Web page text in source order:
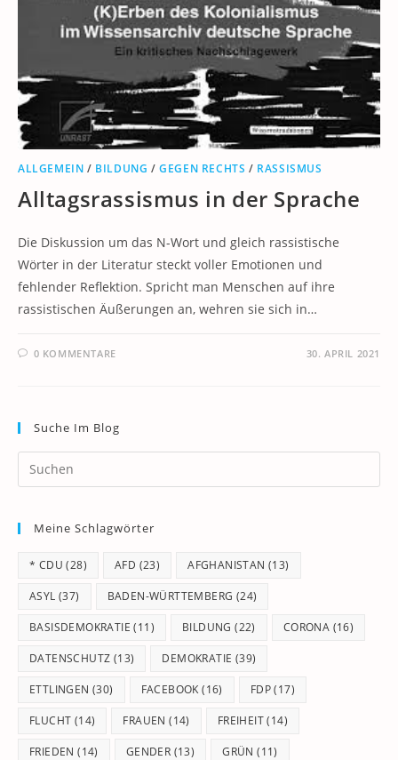
ALLGEMEIN / BILDUNG /GEGEN RECHTS / RASSISMUS
Alltagsrassismus in der Sprache
Die Diskussion um das N-Wort und gleich rassistische
Wörter in der Literatur steckt voller Emotionen und
fehlender Reflektion. Spricht man Menschen auf ihre
rassistischen Äußerungen an, wehren sie sich in…
0 KOMMENTARE 30. APRIL 2021
Suche Im Blog
Meine Schlagwörter
* CDU (28) AFD (23) AFGHANISTAN (13)
ASYL (37) BADEN-WÜRTTEMBERG (24)
BASISDEMOKRATIE (11) BILDUNG (22) CORONA (16)
DATENSCHUTZ (13) DEMOKRATIE (39)
ETTLINGEN (30) FACEBOOK (16) FDP(17)
FLUCHT (14) FRAUEN (14) FREIHEIT(14)
FRIEDEN (14) GENDER (13) GRÜN (11)